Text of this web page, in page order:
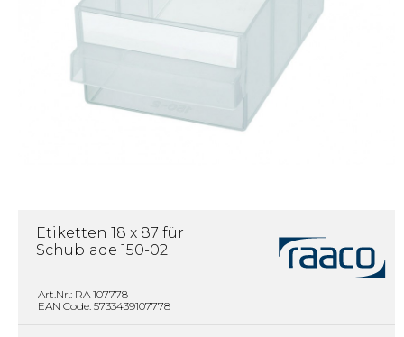
Etiketten 18 x 87 für
Schublade 150-02
Art.Nr.: RA 107778
EAN Code: 5733439107778